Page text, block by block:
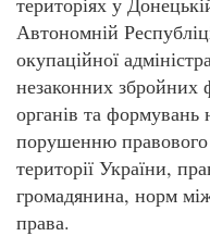
Автономній
окупаційної
незаконних збройних
органів та формувань
порушенню
території України,
громадянина, норм
права.